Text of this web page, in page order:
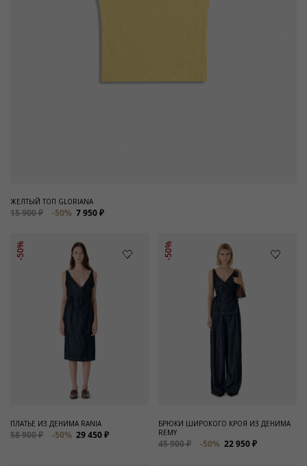
ЖЕЛТЫЙ ТОП GLORIANA
15 900 ₽ -50% 7 950 ₽
-50%
ПЛАТЬЕ ИЗ ДЕНИМА RANIA
58 900 ₽ -50% 29 450 ₽
-50%
БРЮКИ ШИРОКОГО КРОЯ ИЗ ДЕНИМА
REMY
45 900 ₽ -50% 22 950 ₽